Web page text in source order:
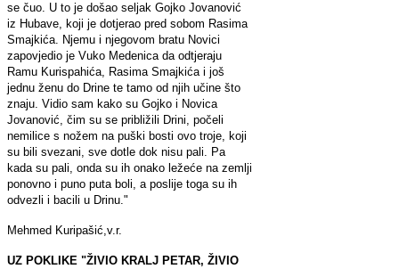
se čuo. U to je došao seljak Gojko Jovanović
iz Hubave, koji je dotjerao pred sobom Rasima
Smajkića. Njemu i njegovom bratu Novici
zapovjedio je Vuko Medenica da odtjeraju
Ramu Kurispahića, Rasima Smajkića i još
jednu ženu do Drine te tamo od njih učine što
znaju. Vidio sam kako su Gojko i Novica
Jovanović, čim su se približili Drini, počeli
nemilice s nožem na puški bosti ovo troje, koji
su bili svezani, sve dotle dok nisu pali. Pa
kada su pali, onda su ih onako ležeće na zemlji
ponovno i puno puta boli, a poslije toga su ih
odvezli i bacili u Drinu."
Mehmed Kuripašić,v.r.
UZ POKLIKE "ŽIVIO KRALJ PETAR, ŽIVIO